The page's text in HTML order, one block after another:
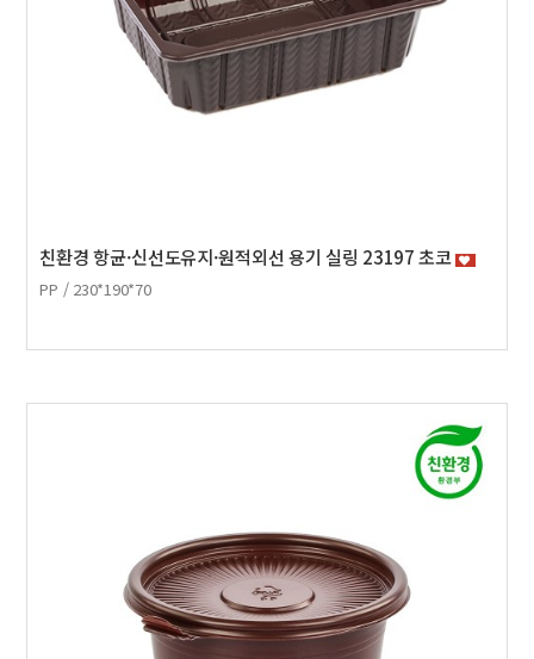
친환경 항균·신선도유지·원적외선 용기 실링 23197 초코
PP / 230*190*70